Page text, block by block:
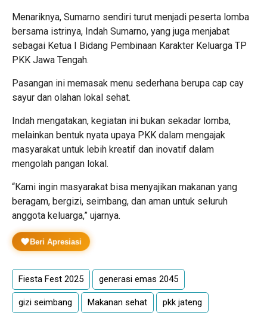
Menariknya, Sumarno sendiri turut menjadi peserta lomba
bersama istrinya, Indah Sumarno, yang juga menjabat
sebagai Ketua I Bidang Pembinaan Karakter Keluarga TP
PKK Jawa Tengah.
Pasangan ini memasak menu sederhana berupa cap cay
sayur dan olahan lokal sehat.
Indah mengatakan, kegiatan ini bukan sekadar lomba,
melainkan bentuk nyata upaya PKK dalam mengajak
masyarakat untuk lebih kreatif dan inovatif dalam
mengolah pangan lokal.
“Kami ingin masyarakat bisa menyajikan makanan yang
beragam, bergizi, seimbang, dan aman untuk seluruh
anggota keluarga,” ujarnya.
Beri Apresiasi
Fiesta Fest 2025 generasi emas 2045
gizi seimbang Makanan sehat pkk jateng